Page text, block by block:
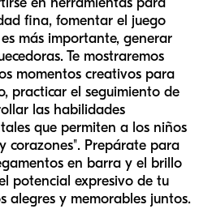
fina, fomentar el juego
más importante, generar
Te mostraremos
momentos creativos para
practicar el seguimiento de
las habilidades
que permiten a los niños
corazones". Prepárate para
en barra y el brillo
potencial expresivo de tu
alegres y memorables juntos.